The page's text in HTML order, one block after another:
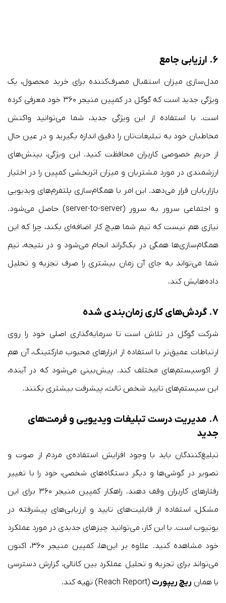
۶. ارزیابی جامع
مدل‌سازی میزان استقبال مصرف‌کننده برای خرید محصول، یک
ویژگی جدید است که گوگل در کمپین منیجر ۳۶۰ خود معرفی کرده
است. با استفاده از این ویژگی جدید، شما می‌توانید واکنش
مخاطبان خود به تبلیغات‌تان را دقیق اندازه بگیرید و در عین حال
از حریم خصوصی کاربران محافظت کنید. این ویژگی، بینش‌های
ارزشمندی در مورد مشتریان و میزان اثربخشی کمپین را در اختیار
بازاریابان قرار می‌دهد. این امر با همگام‌سازی پلتفرم‌های ویدیویی
و اجتماعی سرور به سرور (server-to-server) حاصل می‌شود.
نیازی هم نیست که تیم شما هیچ کار اضافه‌ای بکند، چرا که این
همگام‌سازی‌ها همگی در بک‌گراند انجام می‌شود و در نتیجه، تیم
شما می‌تواند به جای آن زمان بیشتری را صرف تجزیه و تحلیل
داده‌هایش کند.
۷. گردش‌های کاری زمان‌بندی شده
شرکت گوگل در تلاش است تا سرمایه‌گذاری اصلی خود را روی
ارتباطات عمیق‌تر با استفاده از ابزارهای محبوب مارکتینگ، آن هم
از اکوسیستم‌های مختلف کند. پیش‌بینی می‌شود که در آینده،
این سیستم‌های تایید شخص ثالث، پیشرفت بیشتری بکنند.
۸. مدیریت درست تبلیغات ویدیویی و فرمت‌های
جدید
تبلیغ‌کنندگان باید با وجود افزایش استفاده‌ی مردم از صوت و
تصویر در گوشی‌ها و دیگر دستگاه‌های شخصی، خود را با تغییر
رفتارهای کاربران وقف دهند. راهکار کمپین منیجر ۳۶۰ برای این
مشکل، استفاده از قابلیت‌های تایید و ارزیابی‌های پیشرفته در
یوتیوب است. با این کار، می‌توانید چیزهای جدیدی در مورد عملکرد
خود مشاهده کنید. علاوه بر این‌ها، کمپین منیجر ۳۶۰، اکنون
می‌تواند برای تجزیه و تحلیل عملکرد‌ بین کانالی، گزارش دسترسی
یا همان ریچ ریپورت (Reach Report) تهیه کند.